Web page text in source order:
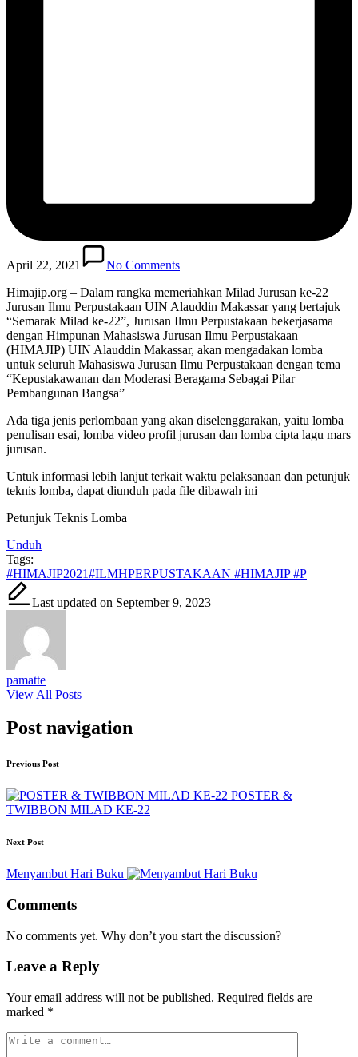
April 22, 2021
No Comments
Himajip.org – Dalam rangka memeriahkan Milad Jurusan ke-22
Jurusan Ilmu Perpustakaan UIN Alauddin Makassar yang bertajuk
“Semarak Milad ke-22”, Jurusan Ilmu Perpustakaan bekerjasama
dengan Himpunan Mahasiswa Jurusan Ilmu Perpustakaan
(HIMAJIP) UIN Alauddin Makassar, akan mengadakan lomba
untuk seluruh Mahasiswa Jurusan Ilmu Perpustakaan dengan tema
“Kepustakawanan dan Moderasi Beragama Sebagai Pilar
Pembangunan Bangsa”
Ada tiga jenis perlombaan yang akan diselenggarakan, yaitu lomba
penulisan esai, lomba video profil jurusan dan lomba cipta lagu mars
jurusan.
Untuk informasi lebih lanjut terkait waktu pelaksanaan dan petunjuk
teknis lomba, dapat diunduh pada file dibawah ini
Petunjuk Teknis Lomba
Unduh
Tags:
#HIMAJIP2021#ILMHPERPUSTAKAAN #HIMAJIP #P
Last updated on September 9, 2023
pamatte
View All Posts
Post navigation
Previous Post
POSTER &
TWIBBON MILAD KE-22
Next Post
Menyambut Hari Buku
Comments
No comments yet. Why don’t you start the discussion?
Leave a Reply
Your email address will not be published. Required fields are
marked *